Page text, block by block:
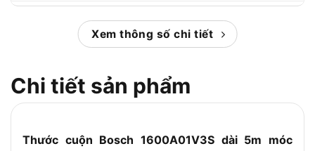
đập, chống trượt
±0.2mm/m (theo tiêu chuẩn MID II của EU)
Tính năng bổ
sung
Khóa dừng tự động, dây đeo cổ tay, kẹp
thắt lưng
Màu sắc
Professional)
Xem thông số chi tiết
Chi tiết sản phẩm
Thước cuộn Bosch 1600A01V3S dài 5m móc